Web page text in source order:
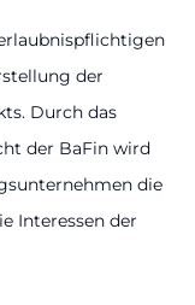
der
Durch das
der BaFin wird
die
Interessen der